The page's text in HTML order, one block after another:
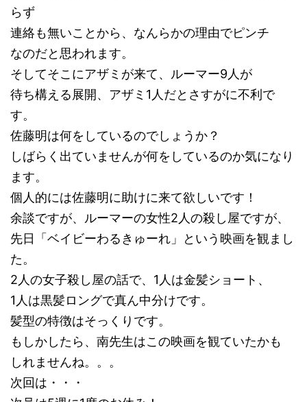
らず
連絡も無いことから、なんらかの理由でピンチ
なのだと思われます。
そしてそこにアザミが来て、ルーマー9人が
待ち構える展開、アザミ1人だとさすがに不利で
す。
佐藤明は何をしているのでしょうか？
しばらく出ていませんが何をしているのか気になり
ます。
個人的には佐藤明に助けに来て欲しいです！
余談ですが、ルーマーの女性2人の殺し屋ですが、
先日「ベイビーわるきゅーれ」という映画を観まし
た。
2人の女子殺し屋の話で、1人は金髪ショート、
1人は黒髪ロングで真ん中分けです。
髪型の特徴はそっくりです。
もしかしたら、南先生はこの映画を観ていたかも
しれませんね。。。
次回は・・・